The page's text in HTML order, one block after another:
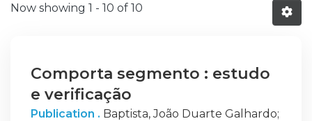
Now showing 1 - 10 of 10
Comporta segmento : estudo
e verificação
Publication . Baptista, João Duarte Galhardo;